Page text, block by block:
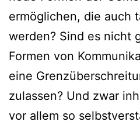
ermöglichen, die auch
werden? Sind es nicht
Formen von
eine
zulassen? Und zwar
vor allem so